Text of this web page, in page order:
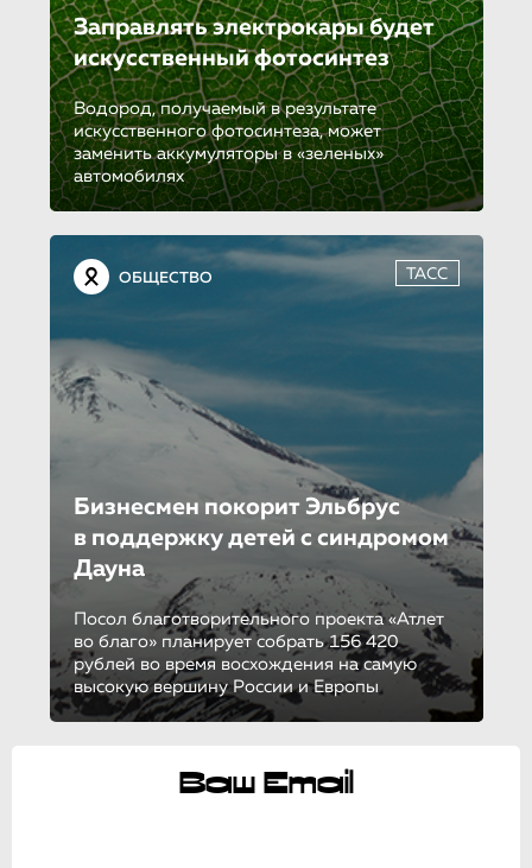
Заправлять электрокары будет
искусственный фотосинтез
Водород, получаемый в результате
искусственного фотосинтеза, может
заменить аккумуляторы в «зеленых»
автомобилях
ОБЩЕСТВО ТАСС
Бизнесмен покорит Эльбрус
в поддержку детей с синдромом
Дауна
Посол благотворительного проекта «Атлет
во благо» планирует собрать 156 420
рублей во время восхождения на самую
высокую вершину России и Европы
Ваш Email